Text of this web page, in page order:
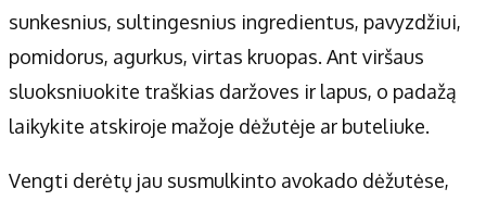
sunkesnius, sultingesnius ingredientus, pavyzdžiui,
pomidorus, agurkus, virtas kruopas. Ant viršaus
sluoksniuokite traškias daržoves ir lapus, o padažą
laikykite atskiroje mažoje dėžutėje ar buteliuke.
Vengti derėtų jau susmulkinto avokado dėžutėse,